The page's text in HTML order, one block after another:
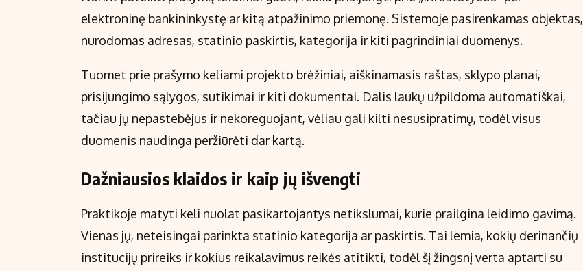
elektroninę bankininkystę ar kitą atpažinimo priemonę. Sistemoje pasirenkamas objektas,
nurodomas adresas, statinio paskirtis, kategorija ir kiti pagrindiniai duomenys.
Tuomet prie prašymo keliami projekto brėžiniai, aiškinamasis raštas, sklypo planai,
prisijungimo sąlygos, sutikimai ir kiti dokumentai. Dalis laukų užpildoma automatiškai,
tačiau jų nepastebėjus ir nekoreguojant, vėliau gali kilti nesusipratimų, todėl visus
duomenis naudinga peržiūrėti dar kartą.
Dažniausios klaidos ir kaip jų išvengti
Praktikoje matyti keli nuolat pasikartojantys netikslumai, kurie prailgina leidimo gavimą.
Vienas jų, neteisingai parinkta statinio kategorija ar paskirtis. Tai lemia, kokių derinančių
institucijų prireiks ir kokius reikalavimus reikės atitikti, todėl šį žingsnį verta aptarti su